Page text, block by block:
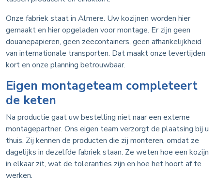
Onze fabriek staat in Almere. Uw kozijnen worden hier
gemaakt en hier opgeladen voor montage. Er zijn geen
douanepapieren, geen zeecontainers, geen afhankelijkheid
van internationale transporten. Dat maakt onze levertijden
kort en onze planning betrouwbaar.
Eigen montageteam completeert
de keten
Na productie gaat uw bestelling niet naar een externe
montagepartner. Ons eigen team verzorgt de plaatsing bij u
thuis. Zij kennen de producten die zij monteren, omdat ze
dagelijks in dezelfde fabriek staan. Ze weten hoe een kozijn
in elkaar zit, wat de toleranties zijn en hoe het hoort af te
werken.